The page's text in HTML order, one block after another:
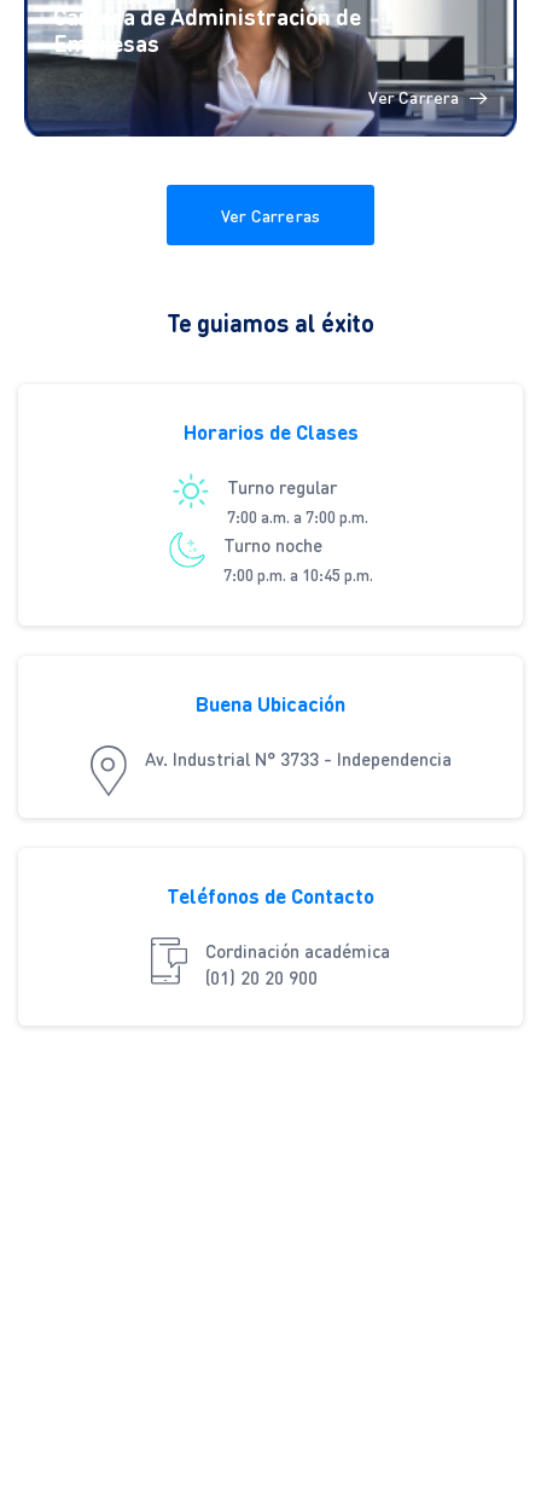
Carrera de Administración de
Empresas
Ver Carrera
Ver Carreras
Te guiamos al éxito
Horarios de Clases
Turno regular
7:00 a.m. a 7:00 p.m.
Turno noche
7:00 p.m. a 10:45 p.m.
Buena Ubicación
Av. Industrial N° 3733 - Independencia
Teléfonos de Contacto
Cordinación académica
(01) 20 20 900